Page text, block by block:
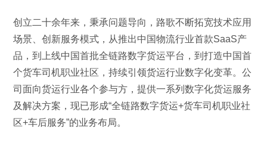
创立二十余年来，秉承问题导向，路歌不断拓宽技术应用
场景、创新服务模式，从推出中国物流行业首款SaaS产
品，到上线中国首批全链路数字货运平台，到打造中国首
个货车司机职业社区，持续引领货运行业数字化变革。公
司面向货运行业各个参与方，提供一系列数字化货运服务
及解决方案，现已形成“全链路数字货运+货车司机职业社
区+车后服务”的业务布局。